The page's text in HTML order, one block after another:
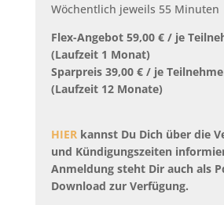
Wöchentlich jeweils 55 Minuten
Flex-Angebot 59,00 € / je
(Laufzeit 1 Monat)
Sparpreis 39,00 € / je
(Laufzeit 12 Monate)
HIERkannst Du Dich über die
und Kündigungszeiten
Anmeldung steht Dir auch als
Download zur Verfügung.